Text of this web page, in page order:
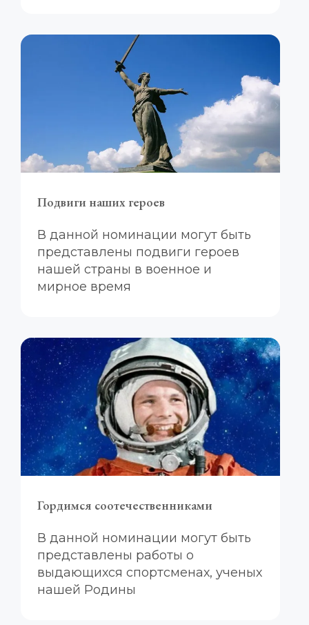
Подвиги наших героев
В данной номинации могут быть
представлены подвиги героев
нашей страны в военное и
мирное время
Гордимся соотечественниками
В данной номинации могут быть
представлены работы о
выдающихся спортсменах, ученых
нашей Родины